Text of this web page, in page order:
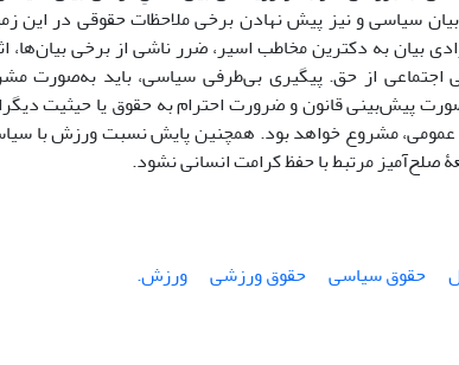
سیاسی و نیز پیش نهادن برخی ملاحظات حقوقی در این
بیان به دکترین مخاطب اسیر، ضرر ناشی از برخی بیان‌ها،
اجتماعی از حق. پیگیری بی‌طرفی سیاسی، باید به‌صورت
پیش‌بینی قانون و ضرورت احترام به حقوق یا حیثیت
عمومی، مشروع خواهد بود. همچنین پایش نسبت ورزش با
مرتبط با حفظ کرامت انسانی نشود.
حقوق ‏سیاسی حقوق ورزشی
ورزش.‏